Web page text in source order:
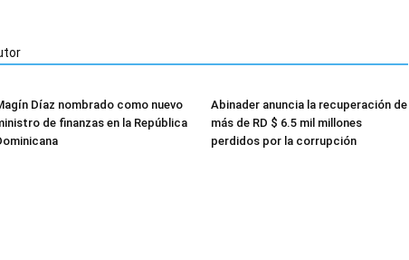
Díaz nombrado como nuevo
de finanzas en la República
Abinader anuncia la recuperación de
más de RD $ 6.5 mil millones
perdidos por la corrupción